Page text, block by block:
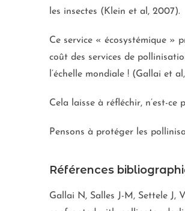
les insectes (Klein et al, 2007).
Ce service « écosystémique »
coût des services de
l’échelle mondiale ! (Gallai et
Cela laisse à réfléchir, n’est-ce
Pensons à protéger les
Références
Gallai N, Salles J-M, Settele